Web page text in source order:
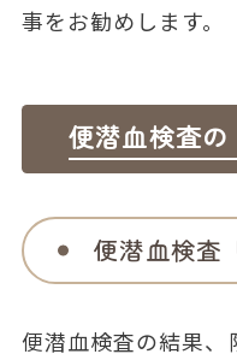
事をお勧めします。
便潜血検査の
便潜血検査
便潜血検査の結果、